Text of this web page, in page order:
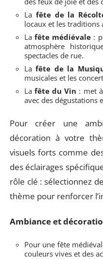
La fête de la
locaux et les traditions
Lafête médiévale :
atmosphère
spectacles de rue.
Lafête de la
musicales et les
Lafête du Vin : met
avec des dégustations
Pour créer une
décoration à votre
visuels forts comme
des éclairages
rôle clé : sélectionnez
thème pour renforcer
Ambiance et
Pour une fête
couleurs vives et des